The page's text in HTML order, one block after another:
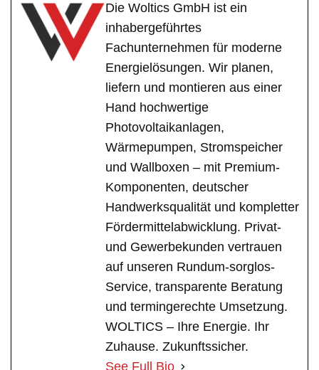
Die Woltics GmbH ist ein
inhabergeführtes
Fachunternehmen für moderne
Energielösungen. Wir planen,
liefern und montieren aus einer
Hand hochwertige
Photovoltaikanlagen,
Wärmepumpen, Stromspeicher
und Wallboxen – mit Premium-
Komponenten, deutscher
Handwerksqualität und kompletter
Fördermittelabwicklung. Privat-
und Gewerbekunden vertrauen
auf unseren Rundum-sorglos-
Service, transparente Beratung
und termingerechte Umsetzung.
WOLTICS – Ihre Energie. Ihr
Zuhause. Zukunftssicher.
See Full Bio